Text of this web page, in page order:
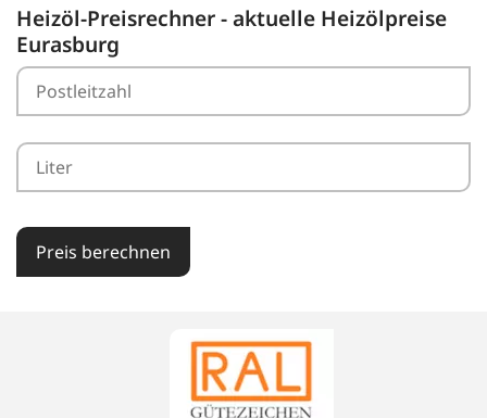
Heizöl-Preisrechner - aktuelle Heizölpreise
Eurasburg
Preis berechnen